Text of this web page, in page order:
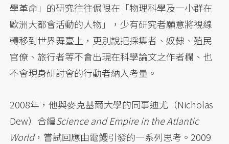
學革命」的研究往往侷限在「物理科學及一小群在
歐洲大都會活動的人物」，少有研究者願意將視線
轉移到世界舞臺上，更別說把採集者、奴隸、殖民
官僚、旅行者等不會出現在科學論文之作者欄、也
不會現身研討會的行動者納入考量。
2008年，他與麥克基爾大學的同事迪尤（Nicholas
Dew）合編Science and Empire in the Atlantic
World，嘗試回應由電鰻引發的一系列思考。2009